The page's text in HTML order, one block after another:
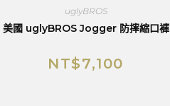
uglyBROS
美國 uglyBROS Jogger 防摔縮口褲
NT$7,100